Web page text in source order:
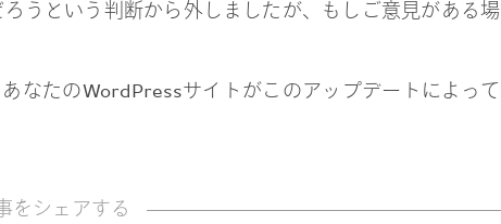
うという判断から外しましたが、もしご意見がある場
なたのWordPressサイトがこのアップデートによって
をシェアする